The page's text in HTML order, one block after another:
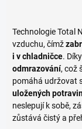
Technologie Total
vzduchu, čímž
i v chladničce.
odmrazování, což
pomáhá udržovat
uložených
neslepují k sobě,
zůstává čistý a